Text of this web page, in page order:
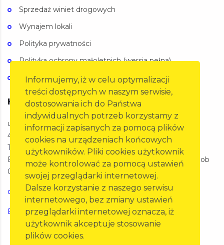
Sprzedaż winiet drogowych
Wynajem lokali
Polityka prywatności
Polityka ochrony małoletnich (wersja pełna)
Polityka ochrony małoletnich (wersja skrócona)
Kontakt
ul. Oleska 125a,
45-231 Opole
Telefon: 77 455 60 27
BIURO Pon-Pt 07:00-15:00 SKP Pon-Pt 07:00-20:00 Sob
07:00-15:00
opole@pzm.pl
Erste Bank Polska 21 1500 1575 1215 7000 1742 0000
Informujemy, iż w celu optymalizacji
treści dostępnych w naszym serwisie,
dostosowania ich do Państwa
indywidualnych potrzeb korzystamy z
informacji zapisanych za pomocą plików
cookies na urządzeniach końcowych
użytkowników. Pliki cookies użytkownik
może kontrolować za pomocą ustawień
swojej przeglądarki internetowej.
Dalsze korzystanie z naszego serwisu
internetowego, bez zmiany ustawień
przeglądarki internetowej oznacza, iż
użytkownik akceptuje stosowanie
plików cookies.